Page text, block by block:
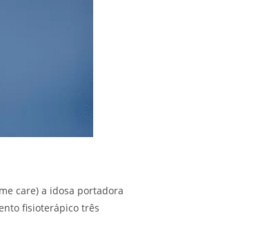
care) a idosa portadora
fisioterápico três